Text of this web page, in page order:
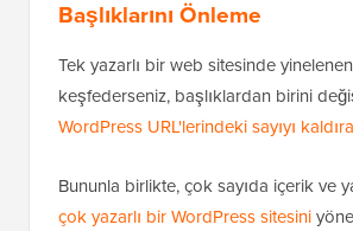
Başlıklarını Önleme
Tek yazarlı bir web sitesinde
keşfederseniz, başlıklardan birini
WordPress URL'lerindeki sayıyı
Bununla birlikte, çok sayıda içerik ve
çok yazarlı bir WordPress sitesini